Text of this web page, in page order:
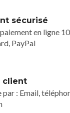
sécurisé
en ligne
PayPal
client
par : Email,